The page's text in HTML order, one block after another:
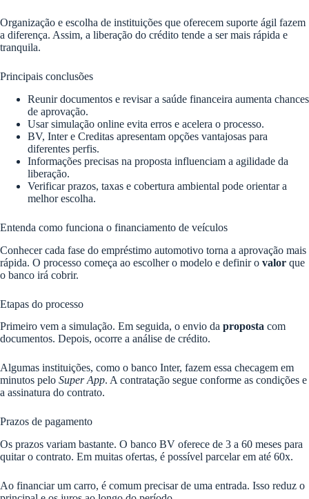
Organização e escolha de instituições que oferecem suporte ágil fazem
a diferença. Assim, a liberação do crédito tende a ser mais rápida e
tranquila.
Principais conclusões
Reunir documentos e revisar a saúde financeira aumenta chances
de aprovação.
Usar simulação online evita erros e acelera o processo.
BV, Inter e Creditas apresentam opções vantajosas para
diferentes perfis.
Informações precisas na proposta influenciam a agilidade da
liberação.
Verificar prazos, taxas e cobertura ambiental pode orientar a
melhor escolha.
Entenda como funciona o financiamento de veículos
Conhecer cada fase do empréstimo automotivo torna a aprovação mais
rápida. O processo começa ao escolher o modelo e definir o valor que
o banco irá cobrir.
Etapas do processo
Primeiro vem a simulação. Em seguida, o envio da proposta com
documentos. Depois, ocorre a análise de crédito.
Algumas instituições, como o banco Inter, fazem essa checagem em
minutos pelo Super App. A contratação segue conforme as condições e
a assinatura do contrato.
Prazos de pagamento
Os prazos variam bastante. O banco BV oferece de 3 a 60 meses para
quitar o contrato. Em muitas ofertas, é possível parcelar em até 60x.
Ao financiar um carro, é comum precisar de uma entrada. Isso reduz o